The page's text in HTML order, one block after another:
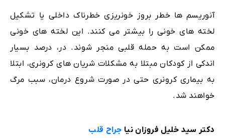
آنوریسم ها خطر بروز خونریزی خطرناک داخلی یا تشکیل
لخته های خونی را بیشتر می کنند. این لخته های خونی
ممکن است به حمله قلبی منجر شوند. در، درصد بسیار
اندکی از کودکان مبتلا به مشکلات شریان های کرونری، ابتلا
به بیماری کرونری حتی در صورت شروع درمان، سبب مرگ
خواهند شد.
دکتر سید خلیل فروزان نیا جراح قلب